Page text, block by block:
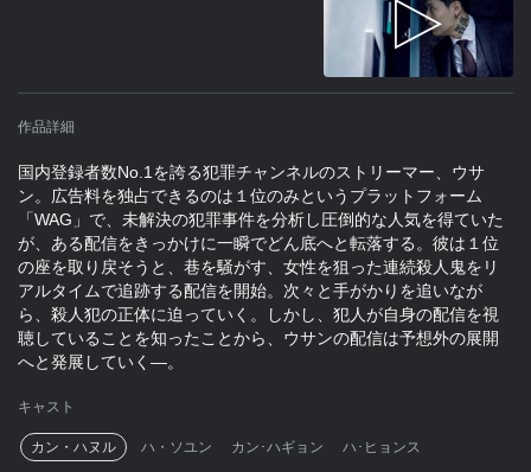
作品詳細
国内登録者数No.1を誇る犯罪チャンネルのストリーマー、ウサ
ン。広告料を独占できるのは１位のみというプラットフォーム
「WAG」で、未解決の犯罪事件を分析し圧倒的な人気を得ていた
が、ある配信をきっかけに一瞬でどん底へと転落する。彼は１位
の座を取り戻そうと、巷を騒がす、女性を狙った連続殺人鬼をリ
アルタイムで追跡する配信を開始。次々と手がかりを追いなが
ら、殺人犯の正体に迫っていく。しかし、犯人が自身の配信を視
聴していることを知ったことから、ウサンの配信は予想外の展開
へと発展していく―。
キャスト
カン・ハヌル ハ・ソユン カン･ハギョン ハ･ヒョンス